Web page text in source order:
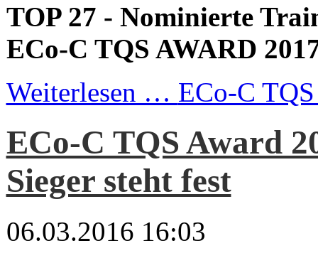
TOP 27 - Nominierte
ECo-C TQS AWARD
Weiterlesen … ECo-C
ECo-C TQS Award
Sieger steht fest
06.03.2016 16:03